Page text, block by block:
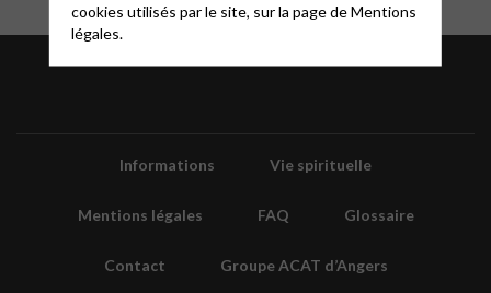
Informations Vie spirituelle
Mentions légales FAQ Glossaire
Contact Groupe ACAT d’Angers
cookies utilisés par le site, sur la page deMentions
légales.